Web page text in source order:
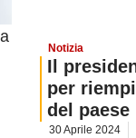
Notizia
Il
per
del paese
30 Aprile 2024